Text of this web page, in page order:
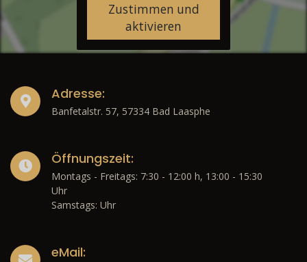
Zustimmen und
aktivieren
Adresse:
Banfetalstr. 57, 57334 Bad Laasphe
Öffnungszeit:
Montags - Freitags: 7:30 - 12:00 h, 13:00 - 15:30
Uhr
Samstags: Uhr
eMail: